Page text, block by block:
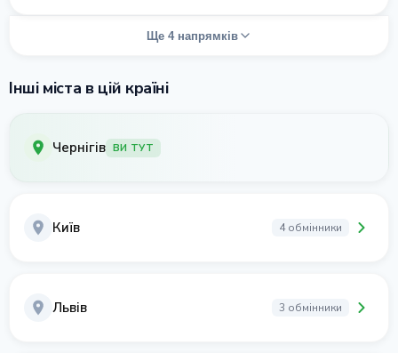
Ще 4 напрямків
Інші міста в цій країні
Чернігів ВИ ТУТ
Київ 4 обмінники
Львів 3 обмінники